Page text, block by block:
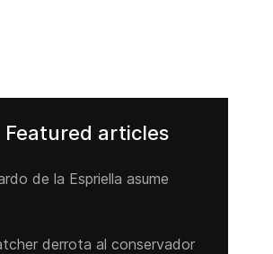
Featured articles
de la Espriella asume
derrota al conservador